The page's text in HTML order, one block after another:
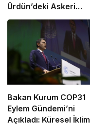
Ürdün’deki Askeri
Üssünü Vurdu
Bakan Kurum COP31
Eylem Gündemi’ni
Açıkladı: Küresel İklim